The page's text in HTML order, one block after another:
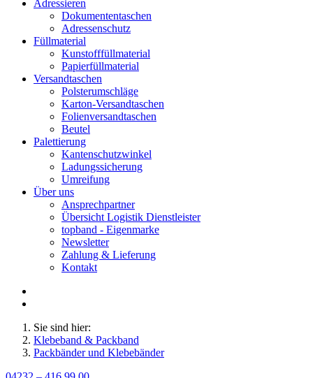
Adressieren
Dokumententaschen
Adressenschutz
Füllmaterial
Kunstofffüllmaterial
Papierfüllmaterial
Versandtaschen
Polsterumschläge
Karton-Versandtaschen
Folienversandtaschen
Beutel
Palettierung
Kantenschutzwinkel
Ladungssicherung
Umreifung
Über uns
Ansprechpartner
Übersicht Logistik Dienstleister
topband - Eigenmarke
Newsletter
Zahlung & Lieferung
Kontakt
Sie sind hier:
Klebeband & Packband
Packbänder und Klebebänder